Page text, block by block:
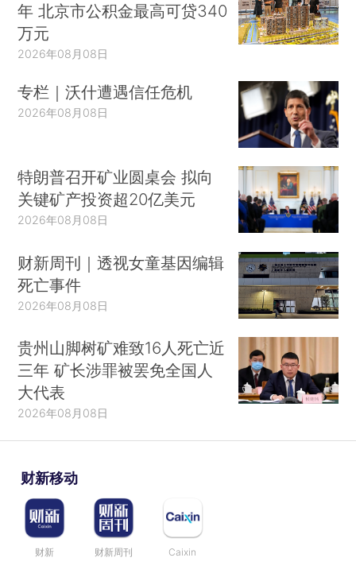
年 北京市公积金最高可贷340
万元
2026年08月08日
专栏｜沃什遭遇信任危机
2026年08月08日
特朗普召开矿业圆桌会 拟向
关键矿产投资超20亿美元
2026年08月08日
财新周刊｜透视女童基因编辑
死亡事件
2026年08月08日
贵州山脚树矿难致16人死亡近
三年 矿长涉罪被罢免全国人
大代表
2026年08月08日
财新移动
财新 财新周刊 Caixin